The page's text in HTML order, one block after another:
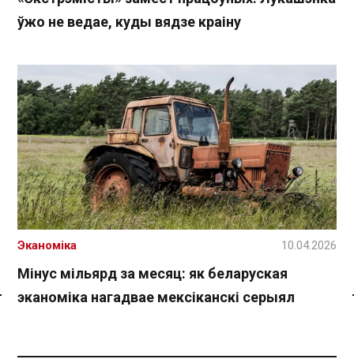
ўжо не ведае, куды вядзе краіну
Мінус мільярд за месяц: як беларуская
эканоміка нагадвае мексіканскі серыял
Эканоміка 10.04.2026